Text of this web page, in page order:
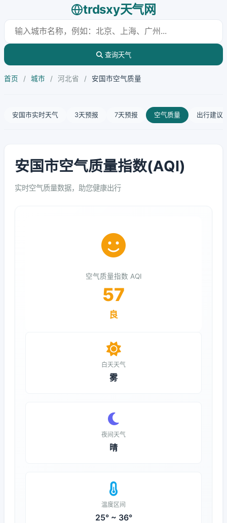
trdsxy天气网
查询天气
首页 / 城市 / 河北省 / 安国市空气质量
安国市实时天气 3天预报 7天预报 空气质量 出行建议
安国市空气质量指数(AQI)
实时空气质量数据，助您健康出行
空气质量指数 AQI
57
良
白天天气
雾
夜间天气
晴
温度区间
25° ~ 36°